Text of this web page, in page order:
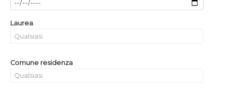
Laurea
Comune residenza